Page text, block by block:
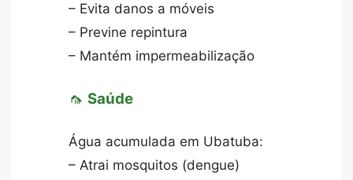
– Evita danos a móveis
– Previne repintura
– Mantém impermeabilização
🦟 Saúde
Água acumulada em Ubatuba:
– Atrai mosquitos (dengue)